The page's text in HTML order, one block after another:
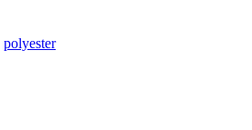
polyester